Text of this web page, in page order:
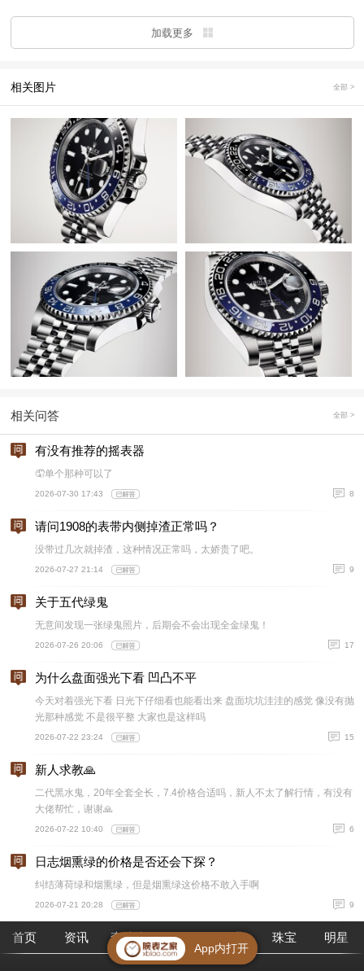
加载更多
相关图片 全部 >
相关问答 全部 >
有没有推荐的摇表器
🤦单个那种可以了
2026-07-30 17:43 8
请问1908的表带内侧掉渣正常吗？
没带过几次就掉渣，这种情况正常吗，太娇贵了吧。
2026-07-27 21:14 9
关于五代绿鬼
无意间发现一张绿鬼照片，后期会不会出现全金绿鬼！
2026-07-26 20:06 17
为什么盘面强光下看 凹凸不平
今天对着强光下看 日光下仔细看也能看出来 盘面坑坑洼洼的感觉 像没有抛
光那种感觉 不是很平整 大家也是这样吗
2026-07-22 23:24 15
新人求教🙏
二代黑水鬼，20年全套全长，7.4价格合适吗，新人不太了解行情，有没有
大佬帮忙，谢谢🙏
2026-07-22 10:40 6
日志烟熏绿的价格是否还会下探？
纠结薄荷绿和烟熏绿，但是烟熏绿这价格不敢入手啊
2026-07-21 20:28 9
首页 资讯 查腕表 论坛 作业 珠宝 明星
App内打开